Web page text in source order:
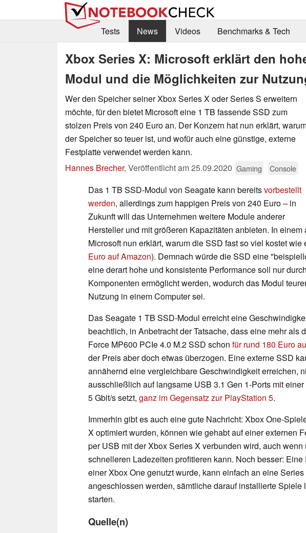
Tests
News Videos Benchmarks & Tech
Xbox Series X: Microsoft erklärt den
Modul und die Möglichkeiten zur
Wer den Speicher seiner Xbox Series X oder Series S erweitern
möchte, für den bietet Microsoft eine 1 TB fassende SSD zum
stolzen Preis von 240 Euro an. Der Konzern hat nun erklärt,
der Speicher so teuer ist, und wofür auch eine günstige, externe
Festplatte verwendet werden kann.
Hannes Brecher, Veröffentlicht am25.09.2020 Gaming Console
Das 1 TB SSD-Modul von Seagate kann bereitsvorbestellt
werden, allerdings zum happigen Preis von 240 Euro – in
Zukunft will das Unternehmen weitere Module anderer
Hersteller und mit größeren Kapazitäten anbieten. In
Microsoft nun erklärt, warum die SSD fast so viel kostet
Euro auf Amazon). Demnach würde die SSD eine
eine derart hohe und konsistente Performance soll nur
Komponenten ermöglicht werden, wodurch das Modul
Nutzung in einem Computer sei.
Das Seagate 1 TB SSD-Modul erreicht eine
beachtlich, in Anbetracht der Tatsache, dass eine mehr als
Force MP600 PCIe 4.0 M.2 SSD schon für rund 180 Euro
der Preis aber doch etwas überzogen. Eine externe SSD
annähernd eine vergleichbare Geschwindigkeit erreichen,
ausschließlich auf langsame USB 3.1 Gen 1-Ports mit
5 Gbit/s setzt, ganz im Gegensatz zur PlayStation 5.
Immerhin gibt es auch eine gute Nachricht: Xbox One-
X optimiert wurden, können wie gehabt auf einer externen
per USB mit der Xbox Series X verbunden wird, auch
schnelleren Ladezeiten profitieren kann. Noch besser:
einer Xbox One genutzt wurde, kann einfach an eine
angeschlossen werden, sämtliche darauf installierte
starten.
Quelle(n)